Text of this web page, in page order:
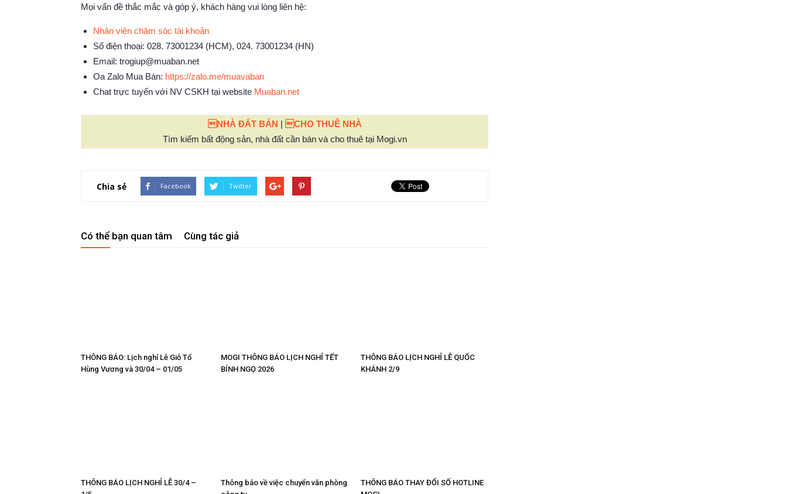
Mọi vấn đề thắc mắc và góp ý, khách hàng vui lòng liên hệ:
Nhân viên chăm sóc tài khoản
Số điện thoại: 028. 73001234 (HCM), 024. 73001234 (HN)
Email: trogiup@muaban.net
Oa Zalo Mua Bán: https://zalo.me/muavaban
Chat trực tuyến với NV CSKH tại website Muaban.net
NHÀ ĐẤT BÁN | CHO THUÊ NHÀ
Tìm kiếm bất động sản, nhà đất cần bán và cho thuê tại Mogi.vn
Chia sẻ Facebook Twitter
Có thể bạn quan tâm Cùng tác giả
THÔNG BÁO: Lịch nghỉ Lễ Giỗ Tổ
Hùng Vương và 30/04 – 01/05
MOGI THÔNG BÁO LỊCH NGHỈ TẾT
BÍNH NGỌ 2026
THÔNG BÁO LỊCH NGHỈ LỄ QUỐC
KHÁNH 2/9
THÔNG BÁO LỊCH NGHỈ LỄ 30/4 –
Thông báo về việc chuyển văn phòng
THÔNG BÁO THAY ĐỔI SỐ HOTLINE